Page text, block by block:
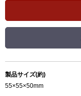
製品サイズ(約)
55×55×50mm